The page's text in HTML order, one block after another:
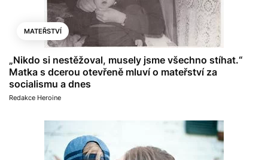
MATEŘSTVÍ
„Nikdo si nestěžoval, musely jsme všechno stíhat.“
Matka s dcerou otevřeně mluví o mateřství za
socialismu a dnes
Redakce Heroine